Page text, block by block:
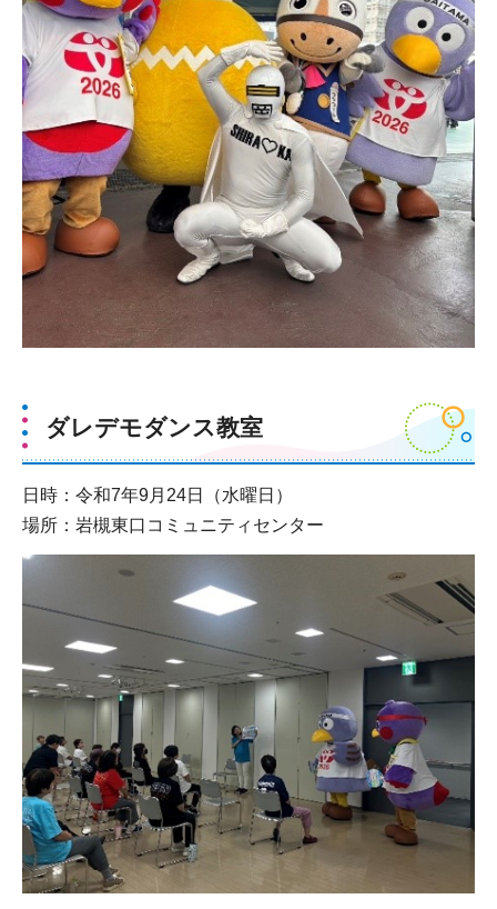
ダレデモダンス教室
日時：令和7年9月24日（水曜日）
場所：岩槻東口コミュニティセンター